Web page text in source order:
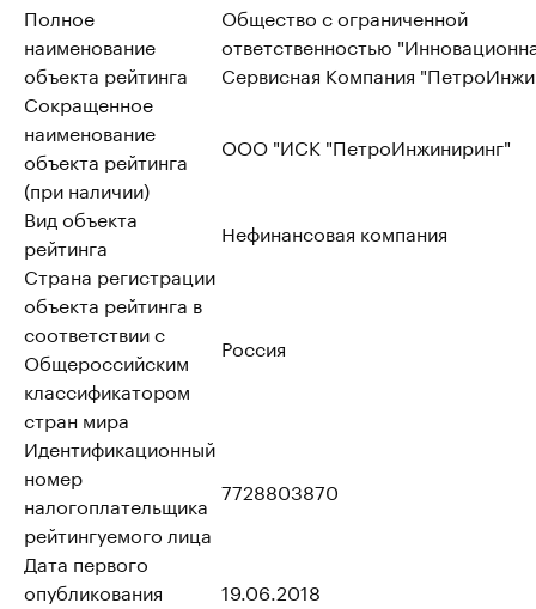
Полное
наименование
объекта рейтинга
Общество с ограниченной
ответственностью
Сервисная Компания
Сокращенное
наименование
объекта рейтинга
(при наличии)
ООО "ИСК "ПетроИнжиниринг"
Вид объекта
рейтинга
Нефинансовая компания
Страна регистрации
объекта рейтинга в
соответствии с
Общероссийским
классификатором
стран мира
Россия
Идентификационный
номер
налогоплательщика
рейтингуемого лица
7728803870
Дата первого
опубликования
19.06.2018